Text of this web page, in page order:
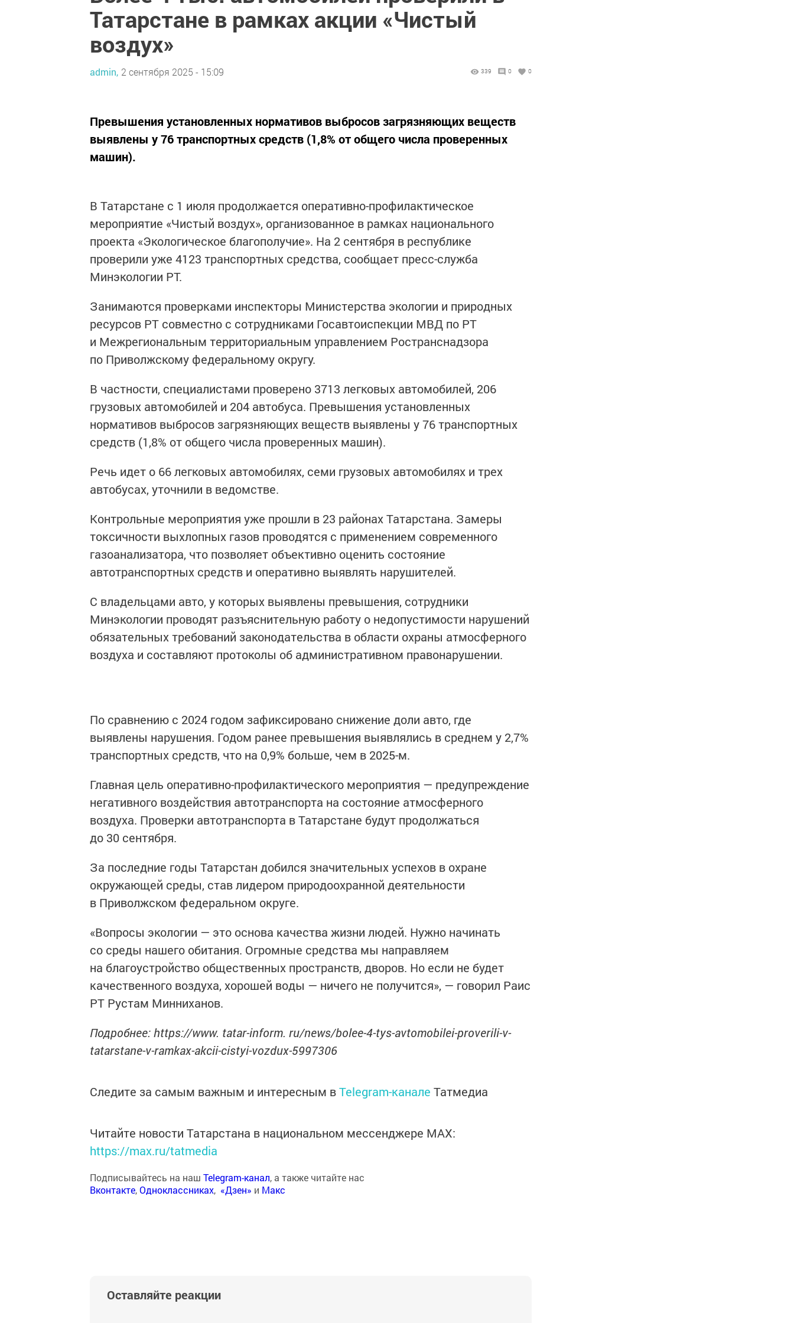
Татарстане в рамках акции «Чистый
воздух»
admin, 2 сентября 2025 - 15:09 339 0 0
Превышения установленных нормативов выбросов загрязняющих веществ
выявлены у 76 транспортных средств (1,8% от общего числа проверенных
машин).
В Татарстане с 1 июля продолжается оперативно-профилактическое
мероприятие «Чистый воздух», организованное в рамках национального
проекта «Экологическое благополучие». На 2 сентября в республике
проверили уже 4123 транспортных средства, сообщает пресс-служба
Минэкологии РТ.
Занимаются проверками инспекторы Министерства экологии и природных
ресурсов РТ совместно с сотрудниками Госавтоиспекции МВД по РТ
и Межрегиональным территориальным управлением Ространснадзора
по Приволжскому федеральному округу.
В частности, специалистами проверено 3713 легковых автомобилей, 206
грузовых автомобилей и 204 автобуса. Превышения установленных
нормативов выбросов загрязняющих веществ выявлены у 76 транспортных
средств (1,8% от общего числа проверенных машин).
Речь идет о 66 легковых автомобилях, семи грузовых автомобилях и трех
автобусах, уточнили в ведомстве.
Контрольные мероприятия уже прошли в 23 районах Татарстана. Замеры
токсичности выхлопных газов проводятся с применением современного
газоанализатора, что позволяет объективно оценить состояние
автотранспортных средств и оперативно выявлять нарушителей.
С владельцами авто, у которых выявлены превышения, сотрудники
Минэкологии проводят разъяснительную работу о недопустимости нарушений
обязательных требований законодательства в области охраны атмосферного
воздуха и составляют протоколы об административном правонарушении.
По сравнению с 2024 годом зафиксировано снижение доли авто, где
выявлены нарушения. Годом ранее превышения выявлялись в среднем у 2,7%
транспортных средств, что на 0,9% больше, чем в 2025-м.
Главная цель оперативно-профилактического мероприятия — предупреждение
негативного воздействия автотранспорта на состояние атмосферного
воздуха. Проверки автотранспорта в Татарстане будут продолжаться
до 30 сентября.
За последние годы Татарстан добился значительных успехов в охране
окружающей среды, став лидером природоохранной деятельности
в Приволжском федеральном округе.
«Вопросы экологии — это основа качества жизни людей. Нужно начинать
со среды нашего обитания. Огромные средства мы направляем
на благоустройство общественных пространств, дворов. Но если не будет
качественного воздуха, хорошей воды — ничего не получится», — говорил Раис
РТ Рустам Минниханов.
Подробнее: https://www. tatar-inform. ru/news/bolee-4-tys-avtomobilei-proverili-v-
tatarstane-v-ramkax-akcii-cistyi-vozdux-5997306
Следите за самым важным и интересным вTelegram-канале Татмедиа
Читайте новости Татарстана в национальном мессенджере MАХ:
https://max.ru/tatmedia
Подписывайтесь на наш Telegram-канал, а также читайте нас
Вконтакте,Одноклассниках, «Дзен» и Макс
Оставляйте реакции